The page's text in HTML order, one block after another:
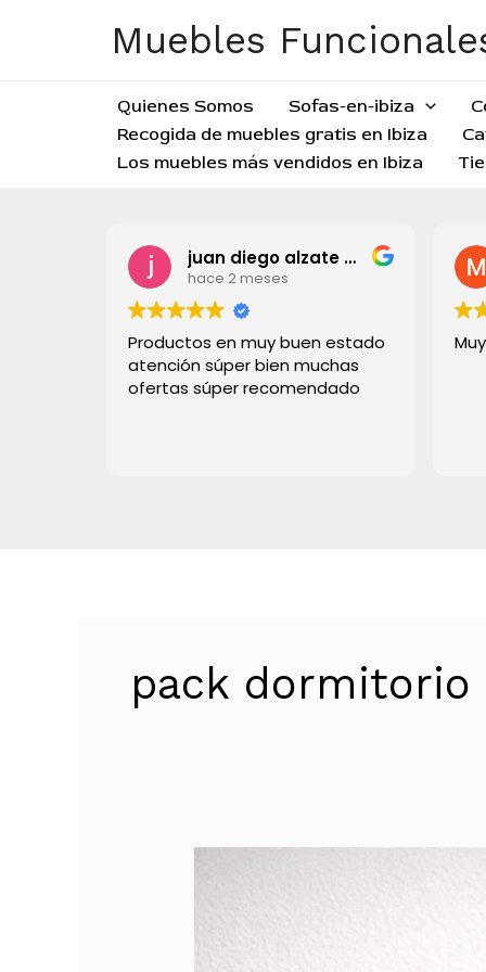
Muebles
Quienes Somos Sofas-en-ibiza
Recogida de muebles gratis en Ibiza
Los muebles más vendidos en Ibiza
juan diego alzate grisales
hace 2 meses
Productos en muy buen estado
atención súper bien muchas
ofertas súper recomendado
pack dormitorio
dormitorio